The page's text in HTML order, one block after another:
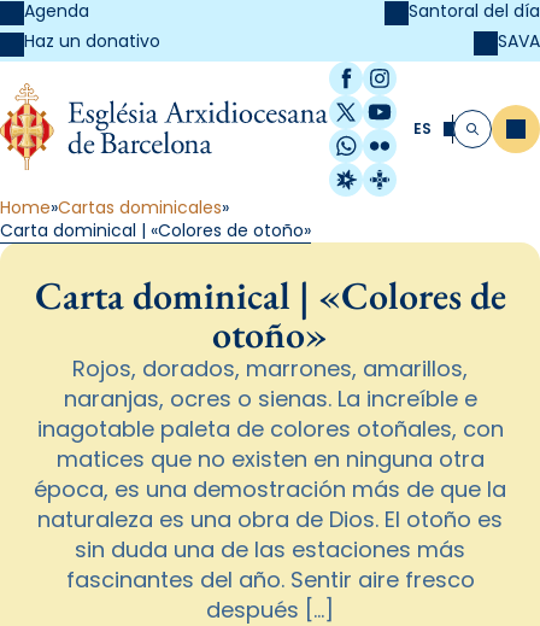
Agenda
Haz un donativo
Santoral del día
SAVA
Facebook
Instagram
X / Twitter
YouTube
WhatsApp
Flickr
Radio Estel
Catalunya
ES Buscar
Home Cartas dominicales
Carta dominical | «Colores de otoño»
Carta dominical | «Colores de
otoño»
Rojos, dorados, marrones, amarillos,
naranjas, ocres o sienas. La increíble e
inagotable paleta de colores otoñales, con
matices que no existen en ninguna otra
época, es una demostración más de que la
naturaleza es una obra de Dios. El otoño es
sin duda una de las estaciones más
fascinantes del año. Sentir aire fresco
después […]